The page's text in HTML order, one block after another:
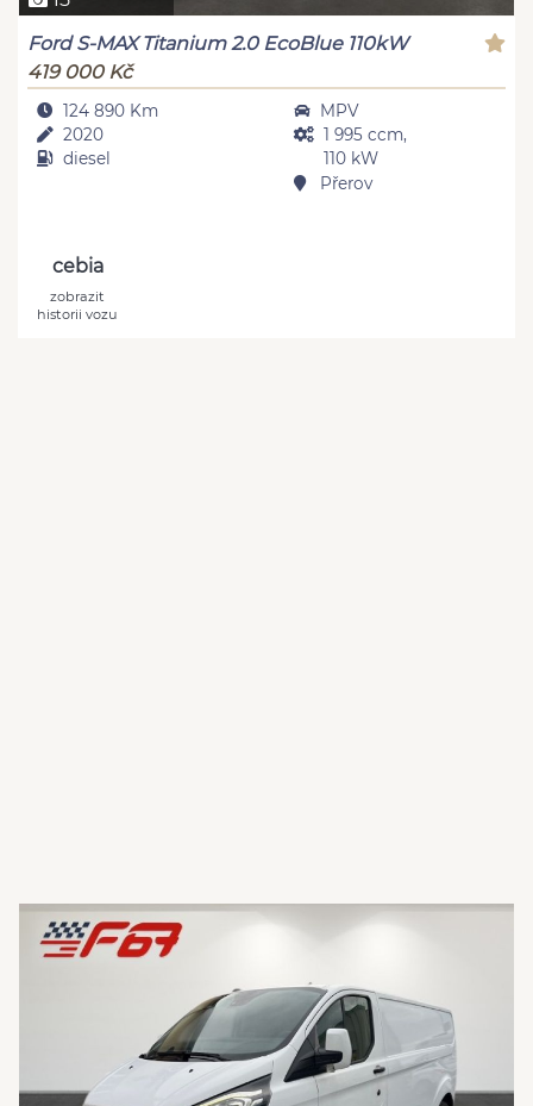
Ford S-MAX Titanium 2.0 EcoBlue 110kW
419 000 Kč
124 890 Km
2020
diesel
MPV
1 995 ccm,
110 kW
Přerov
cebia
zobrazit
historii vozu